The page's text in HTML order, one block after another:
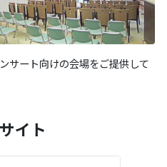
サート向けの会場をご提供して
イト